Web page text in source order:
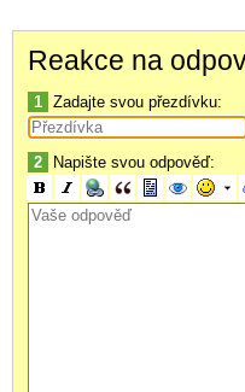
Reakce na
1 Zadajte svou přezdívku:
2 Napište svou odpověď: